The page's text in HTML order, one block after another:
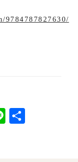
9784787827630/
Line